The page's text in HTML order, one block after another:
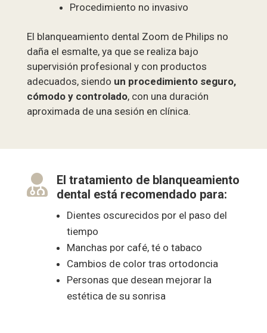
Procedimiento no invasivo
El blanqueamiento dental Zoom de Philips no
daña el esmalte, ya que se realiza bajo
supervisión profesional y con productos
adecuados, siendo un procedimiento seguro,
cómodo y controlado, con una duración
aproximada de una sesión en clínica.

El tratamiento de blanqueamiento
dental está recomendado para:
Dientes oscurecidos por el paso del
tiempo
Manchas por café, té o tabaco
Cambios de color tras ortodoncia
Personas que desean mejorar la
estética de su sonrisa